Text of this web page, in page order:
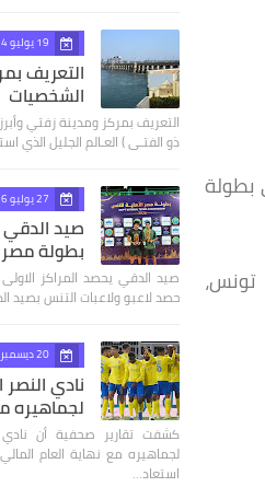
19 عامًا من الفوز على نظيره بوروندي بنتيجة 3/0، في بطولة
تونس،
19 يوليو 2024
التعريف
الشخصيات
التعريف بمركز ومدينة زفتي
ذو الفتـى ) العـالم الجليل
27 يوليو 2026
صيد الدقي
بطولة مصر
صيد الدقي يحصد المراكز
حصد لاعبو ولاعبات التنس بصيد
20 ديسمبر 2024
نادي
لجماهيره
كشفت تقارير صحفية أن
استعاد…